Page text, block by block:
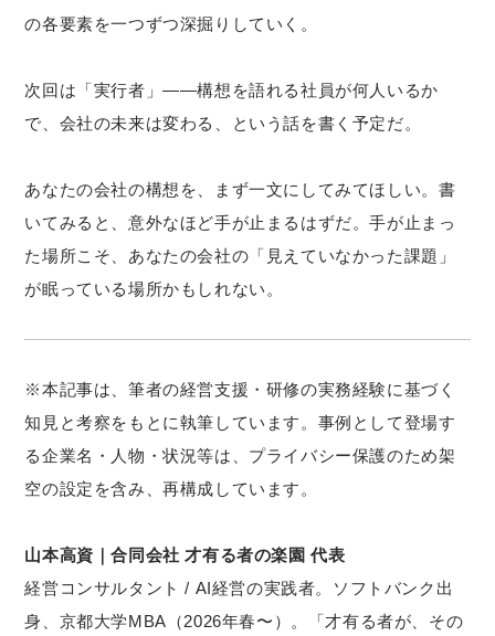
の各要素を一つずつ深掘りしていく。
次回は「実行者」——構想を語れる社員が何人いるか
で、会社の未来は変わる、という話を書く予定だ。
あなたの会社の構想を、まず一文にしてみてほしい。書
いてみると、意外なほど手が止まるはずだ。手が止まっ
た場所こそ、あなたの会社の「見えていなかった課題」
が眠っている場所かもしれない。
※本記事は、筆者の経営支援・研修の実務経験に基づく
知見と考察をもとに執筆しています。事例として登場す
る企業名・人物・状況等は、プライバシー保護のため架
空の設定を含み、再構成しています。
山本高資｜合同会社 才有る者の楽園 代表
経営コンサルタント / AI経営の実践者。ソフトバンク出
身、京都大学MBA（2026年春〜）。「才有る者が、その